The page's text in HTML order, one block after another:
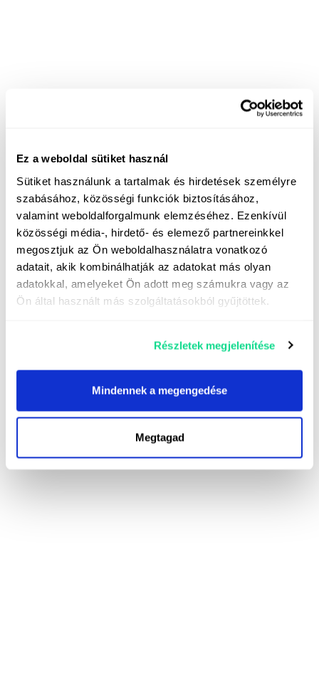
Ez a weboldal sütiket használ
Sütiket használunk a tartalmak és hirdetések személyre
szabásához, közösségi funkciók biztosításához,
valamint weboldalforgalmunk elemzéséhez. Ezenkívül
közösségi média-, hirdető- és elemező partnereinkkel
megosztjuk az Ön weboldalhasználatra vonatkozó
adatait, akik kombinálhatják az adatokat más olyan
adatokkal, amelyeket Ön adott meg számukra vagy az
Ön által használt más szolgáltatásokból gyűjtöttek.
Részletek megjelenítése
Mindennek a megengedése
Megtagad